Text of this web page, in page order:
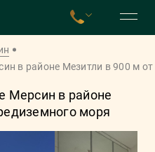
в районе Мезитли в 900 м
Мерсин в районе
моря